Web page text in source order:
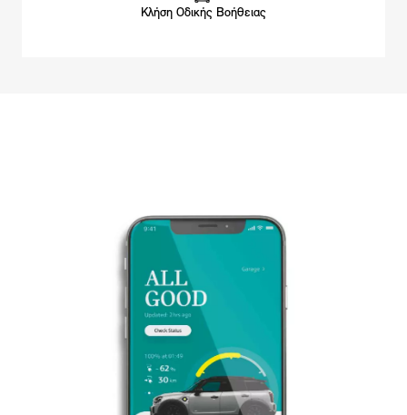
Κλήση Οδικής Βοήθειας